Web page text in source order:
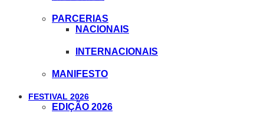
PARCERIAS
NACIONAIS
INTERNACIONAIS
MANIFESTO
FESTIVAL 2026
EDIÇÃO 2026